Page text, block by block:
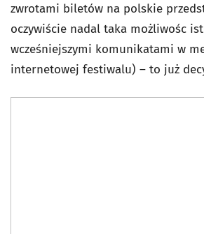
zwrotami biletów na polskie
oczywiście nadal taka możliwośc
wcześniejszymi komunikatami w
internetowej festiwalu) – to już